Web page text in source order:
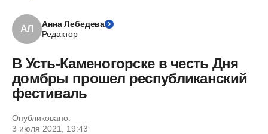
АЛ
Анна Лебедева
Редактор
В Усть-Каменогорске в честь Дня
домбры прошел республиканский
фестиваль
Опубликовано:
3 июля 2021, 19:43